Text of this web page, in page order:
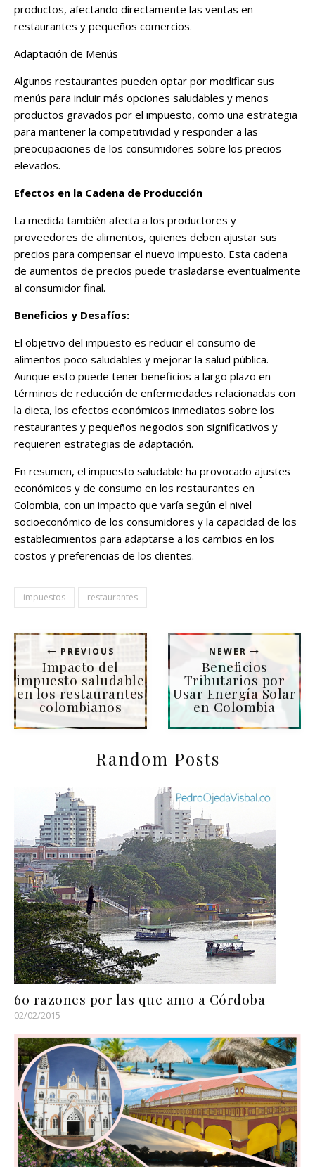
productos, afectando directamente las ventas en
restaurantes y pequeños comercios​.
Adaptación de Menús
Algunos restaurantes pueden optar por modificar sus
menús para incluir más opciones saludables y menos
productos gravados por el impuesto, como una estrategia
para mantener la competitividad y responder a las
preocupaciones de los consumidores sobre los precios
elevados​.
Efectos en la Cadena de Producción
La medida también afecta a los productores y
proveedores de alimentos, quienes deben ajustar sus
precios para compensar el nuevo impuesto. Esta cadena
de aumentos de precios puede trasladarse eventualmente
al consumidor final​.
Beneficios y Desafíos:
El objetivo del impuesto es reducir el consumo de
alimentos poco saludables y mejorar la salud pública.
Aunque esto puede tener beneficios a largo plazo en
términos de reducción de enfermedades relacionadas con
la dieta, los efectos económicos inmediatos sobre los
restaurantes y pequeños negocios son significativos y
requieren estrategias de adaptación​.
En resumen, el impuesto saludable ha provocado ajustes
económicos y de consumo en los restaurantes en
Colombia, con un impacto que varía según el nivel
socioeconómico de los consumidores y la capacidad de los
establecimientos para adaptarse a los cambios en los
costos y preferencias de los clientes.
impuestos restaurantes
PREVIOUS
Impacto del
impuesto saludable
en los restaurantes
colombianos
NEWER
Beneficios
Tributarios por
Usar Energía Solar
en Colombia
Random Posts
60 razones por las que amo a Córdoba
02/02/2015